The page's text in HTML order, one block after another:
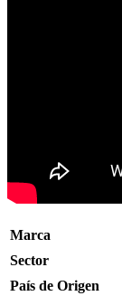
Marca
Sector
País de Origen